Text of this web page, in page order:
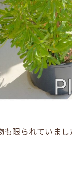
も限られていまし